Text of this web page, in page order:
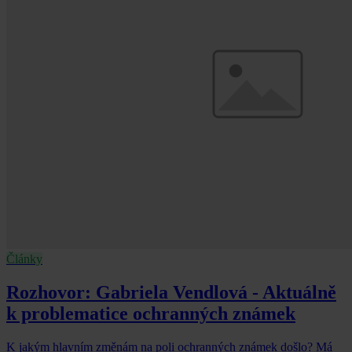
Články
Rozhovor: Gabriela Vendlová - Aktuálně
k problematice ochranných známek
K jakým hlavním změnám na poli ochranných známek došlo? Má